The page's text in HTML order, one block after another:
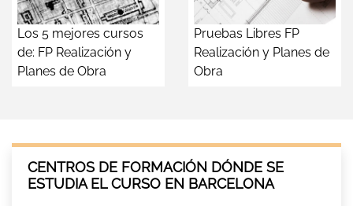
Los 5 mejores cursos
de: FP Realización y
Planes de Obra
Pruebas Libres FP
Realización y Planes de
Obra
CENTROS DE FORMACIÓN DÓNDE SE
ESTUDIA EL CURSO EN BARCELONA